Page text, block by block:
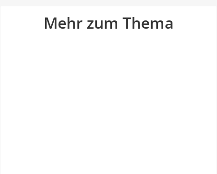
Mehr zum Thema